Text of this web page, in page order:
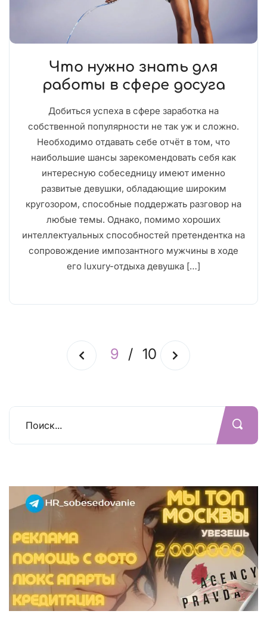
Что нужно знать для
работы в сфере досуга
Добиться успеха в сфере заработка на
собственной популярности не так уж и сложно.
Необходимо отдавать себе отчёт в том, что
наибольшие шансы зарекомендовать себя как
интересную собеседницу имеют именно
развитые девушки, обладающие широким
кругозором, способные поддержать разговор на
любые темы. Однако, помимо хороших
интеллектуальных способностей претендентка на
сопровождение импозантного мужчины в ходе
его luxury-отдыха девушка […]
9 / 10